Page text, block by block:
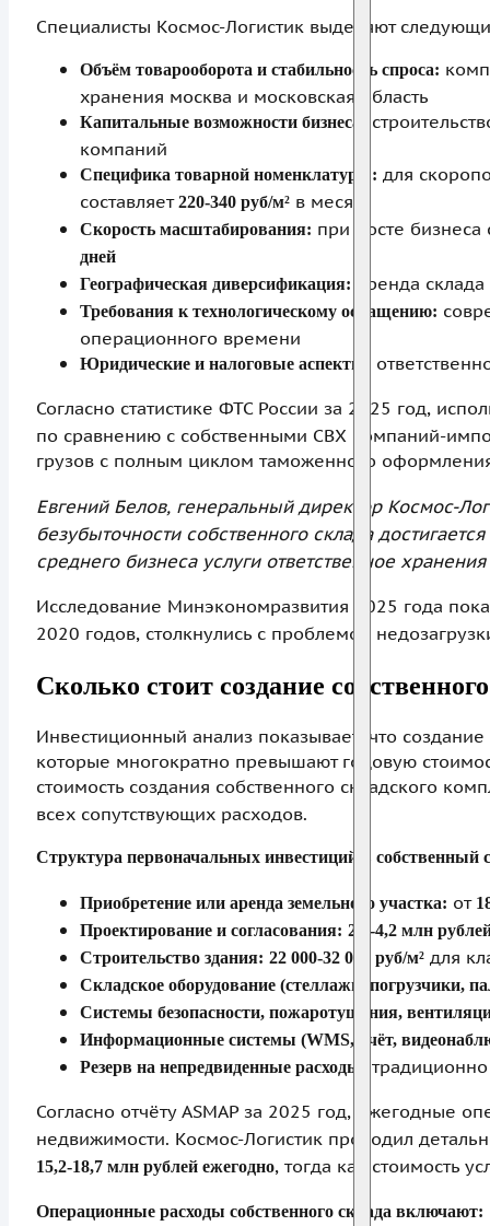
Специалисты Космос-Логистик выделяют
Объём товарооборота и стабильность спроса:
хранения москва и московская область
Капитальные возможности бизнеса:
компаний
Специфика товарной номенклатуры: для
составляет220-340 руб/м²в месяц
Скорость масштабирования: при росте
дней
Географическая диверсификация:
аренда
Требования к технологическому оснащению:
операционного времени
Юридические и налоговые аспекты:
Согласно статистике ФТС России за 2025 год,
по сравнению с собственными СВХ компаний-
грузов с полным циклом таможенного
Евгений Белов, генеральный директор Космос-
безубыточности собственного склада
среднего бизнеса услуги ответственное
Исследование Минэкономразвития 2025 года
2020 годов, столкнулись с проблемой
Сколько стоит создание
Инвестиционный анализ показывает, что
которые многократно превышают годовую
стоимость создания собственного складского
всех сопутствующих расходов.
Структура первоначальных инвестиций в собственный
Приобретение или аренда земельного участка: от
Проектирование и согласования: 2,5-4,2 млн
Строительство здания: 22 000-32 000 руб/м²для
Складское оборудование (стеллажи, погрузчики,
Системы безопасности, пожаротушения,
Информационные системы (WMS, учёт,
Резерв на непредвиденные расходы:
Согласно отчёту ASMAP за 2025 год, ежегодные
недвижимости. Космос-Логистик проводил
15,2-18,7 млн рублей ежегодно, тогда как стоимость
Операционные расходы собственного склада включают: